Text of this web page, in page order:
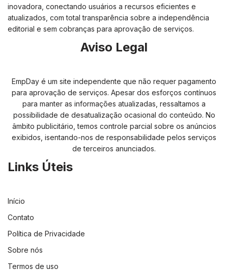
inovadora, conectando usuários a recursos eficientes e
atualizados, com total transparência sobre a independência
editorial e sem cobranças para aprovação de serviços.
Aviso Legal
EmpDay é um site independente que não requer pagamento
para aprovação de serviços. Apesar dos esforços contínuos
para manter as informações atualizadas, ressaltamos a
possibilidade de desatualização ocasional do conteúdo. No
âmbito publicitário, temos controle parcial sobre os anúncios
exibidos, isentando-nos de responsabilidade pelos serviços
de terceiros anunciados.
Links Úteis
Início
Contato
Política de Privacidade
Sobre nós
Termos de uso